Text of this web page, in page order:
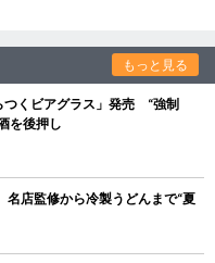
もっと見る
つくビアグラス」発売 “強制
を後押し
店監修から冷製うどんまで“夏